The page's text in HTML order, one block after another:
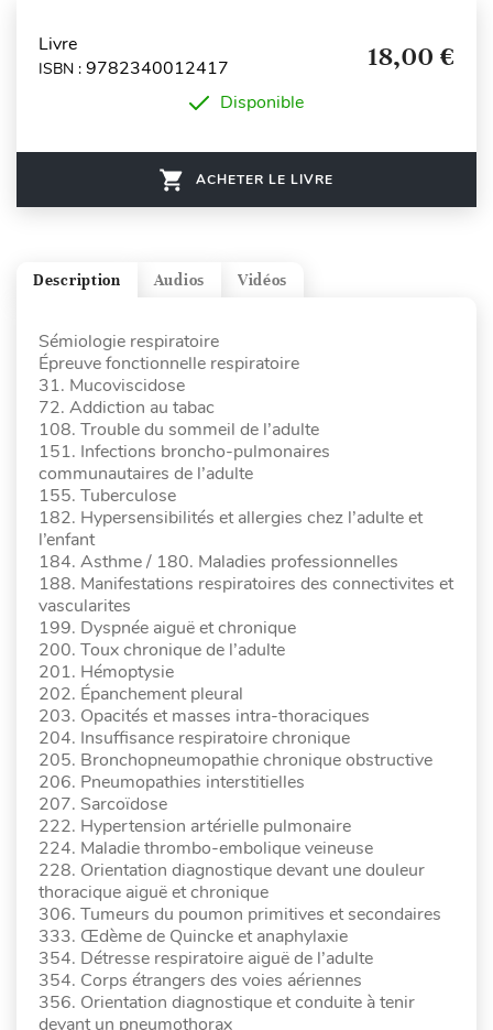
Livre
ISBN : 9782340012417 18,00 €
Disponible
ACHETER LE LIVRE
Vidéos
Audios
Description
Sémiologie respiratoire
Épreuve fonctionnelle respiratoire
31. Mucoviscidose
72. Addiction au tabac
108. Trouble du sommeil de l’adulte
151. Infections broncho-pulmonaires
communautaires de l’adulte
155. Tuberculose
182. Hypersensibilités et allergies chez l’adulte et
l’enfant
184. Asthme / 180. Maladies professionnelles
188. Manifestations respiratoires des connectivites et
vascularites
199. Dyspnée aiguë et chronique
200. Toux chronique de l’adulte
201. Hémoptysie
202. Épanchement pleural
203. Opacités et masses intra-thoraciques
204. Insuffisance respiratoire chronique
205. Bronchopneumopathie chronique obstructive
206. Pneumopathies interstitielles
207. Sarcoïdose
222. Hypertension artérielle pulmonaire
224. Maladie thrombo-embolique veineuse
228. Orientation diagnostique devant une douleur
thoracique aiguë et chronique
306. Tumeurs du poumon primitives et secondaires
333. Œdème de Quincke et anaphylaxie
354. Détresse respiratoire aiguë de l’adulte
354. Corps étrangers des voies aériennes
356. Orientation diagnostique et conduite à tenir
devant un pneumothorax